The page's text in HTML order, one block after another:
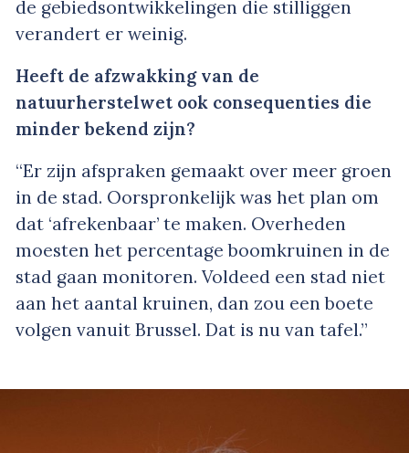
de gebiedsontwikkelingen die stilliggen
verandert er weinig.
Heeft de afzwakking van de
natuurherstelwet ook consequenties die
minder bekend zijn?
“Er zijn afspraken gemaakt over meer groen
in de stad. Oorspronkelijk was het plan om
dat ‘afrekenbaar’ te maken. Overheden
moesten het percentage boomkruinen in de
stad gaan monitoren. Voldeed een stad niet
aan het aantal kruinen, dan zou een boete
volgen vanuit Brussel. Dat is nu van tafel.”